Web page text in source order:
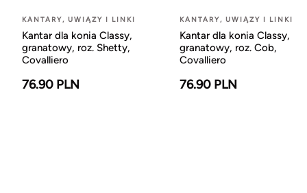
KANTARY, UWIĄZY I LINKI
Kantar dla konia Classy,
granatowy, roz. Shetty,
Covalliero
76.90 PLN
KANTARY, UWIĄZY I LINKI
Kantar dla konia Classy,
granatowy, roz. Cob,
Covalliero
76.90 PLN